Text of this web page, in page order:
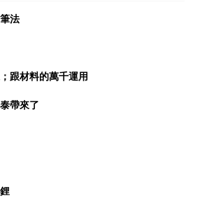
法
跟材料的萬千運用
帶來了